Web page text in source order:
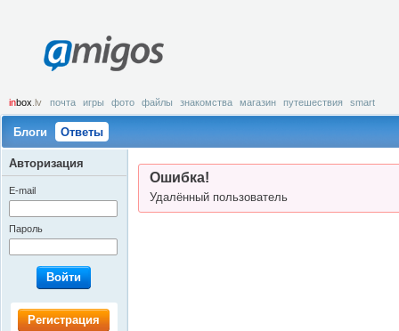
amigos
inbox .lv почта игры фото файлы знакомства магазин путешествия smart
Блоги Ответы
Ошибка!
Удалённый пользователь
Авторизация
E-mail
Пароль
Войти
Регистрация